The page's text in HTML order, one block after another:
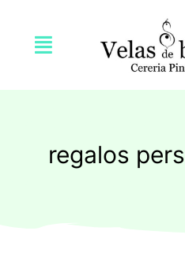
Toggle
regalos